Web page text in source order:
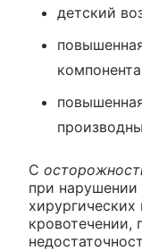
детский
С
при
кровотечении,